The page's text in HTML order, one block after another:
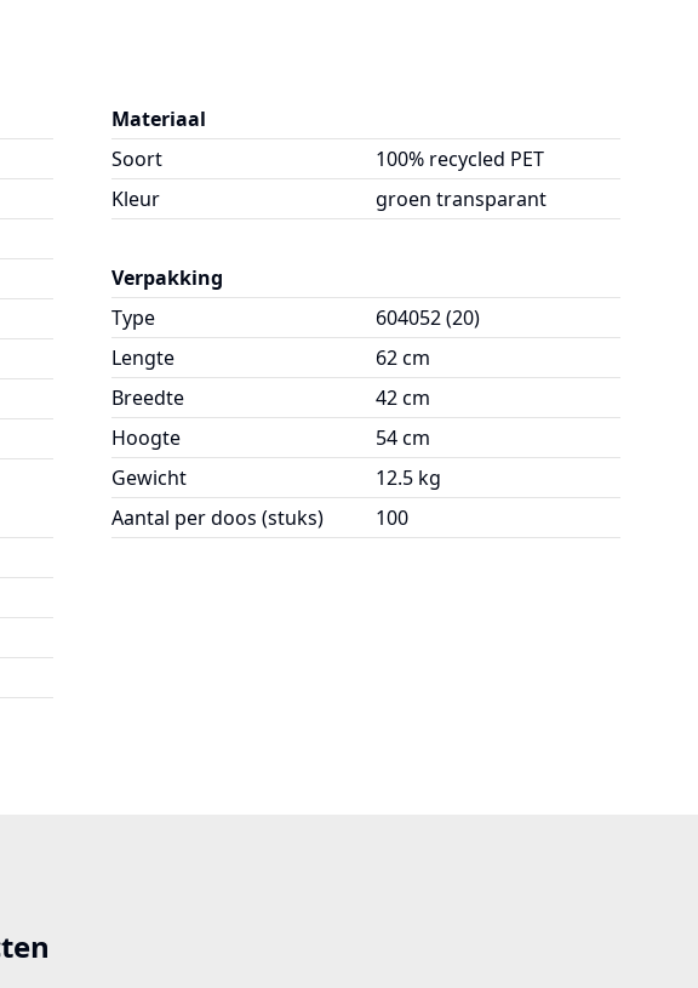
Materiaal
Soort
100% recycled PET
Kleur
groen transparant
Verpakking
Type
604052 (20)
Lengte
62 cm
Breedte
42 cm
Hoogte
54 cm
Gewicht
12.5 kg
Aantal per doos (stuks)
100